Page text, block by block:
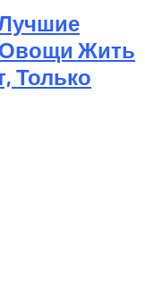
Овощи Жить
Только